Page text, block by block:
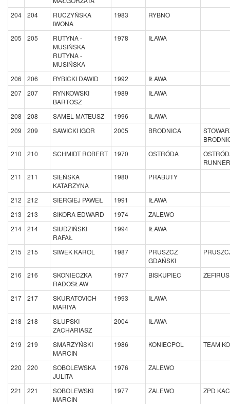
204 204
RUCZYŃSKA
IWONA
1983 RYBNO
205 205
RUTYNA -
MUSIŃSKA
RUTYNA -
MUSIŃSKA
1978 IŁAWA
206 206 RYBICKI DAWID 1992
IŁAWA
207
207
RYNKOWSKI
BARTOSZ
1989 IŁAWA
208 208 SAMEL MATEUSZ 1996
IŁAWA
209
209 SAWICKI IGOR 2005 BRODNICA
210
210 SCHMIDT ROBERT 1970 OSTRÓDA
211
211
SIEŃSKA
KATARZYNA
1980 PRABUTY
212 212 SIERGIEJ PAWEŁ 1991
IŁAWA
213
213 SIKORA EDWARD 1974
ZALEWO
214
214
SIUDZIŃSKI
RAFAŁ
1994 IŁAWA
215 215 SIWEK KAROL 1987
PRUSZCZ
GDAŃSKI
216 216
SKONIECZKA
RADOSŁAW
1977 BISKUPIEC
217 217
SKURATOVICH
MARIYA
1993 IŁAWA
218 218
SŁUPSKI
ZACHARIASZ
2004 IŁAWA
219 219
SMARZYŃSKI
MARCIN
1986 KONIECPOL TEAM
220 220
SOBOLEWSKA
JULITA
1976 ZALEWO
221 221
SOBOLEWSKI
MARCIN
1977 ZALEWO ZPD